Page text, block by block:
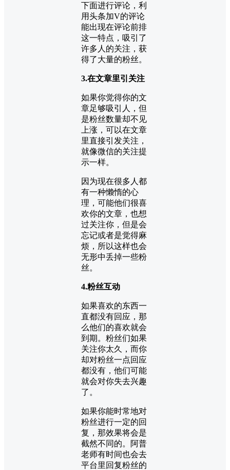
下面进行评论，利
用头条加V的评论
能出现在评论前排
这一特点，吸引了
许多人的关注，获
得了大量的粉丝。
3.在文章里引关注
如果你觉得你的文
章足够吸引人，但
是粉丝数量却不见
上涨，可以在文章
里直接引发关注，
就像微信的关注提
示一样。
因为现在很多人都
有一种懒惰的心
理，可能他们很喜
欢你的文章，也想
过关注你，但是会
忘记或者是觉得麻
烦，所以这样也会
无形中丢掉一些粉
丝。
4.粉丝互动
如果喜欢的东西一
直都没有回应，那
么他们的喜欢就会
到期。粉丝们如果
关注你太久，而你
却对粉丝一点回应
都没有，他们可能
就会对你失去兴趣
了。
如果你能时常地对
粉丝进行一定的回
复，那效果将会是
截然不同的。阿普
老师有时间也会去
平台里回复粉丝的